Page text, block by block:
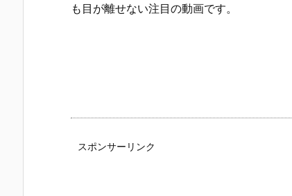
も目が離せない注目の動画です。
スポンサーリンク